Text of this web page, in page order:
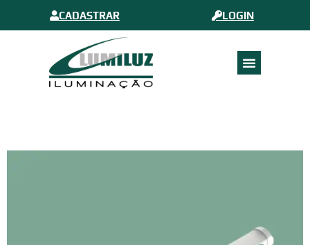
CADASTRAR LOGIN